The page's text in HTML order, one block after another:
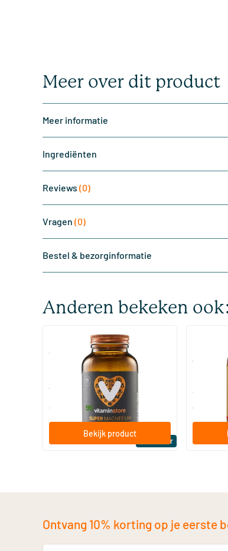
Meer over dit product
Meer informatie
Ingrediënten
Reviews (0)
Vragen (0)
Bestel & bezorginformatie
Anderen bekeken
Bestseller
(510)
Super Magnesium
60/​120 tabletten
Vitaminstore
vanaf 95
Bekijk product
Citraat)
60/​
Solgar
vanaf
Ontvang 10% korting op je eerste